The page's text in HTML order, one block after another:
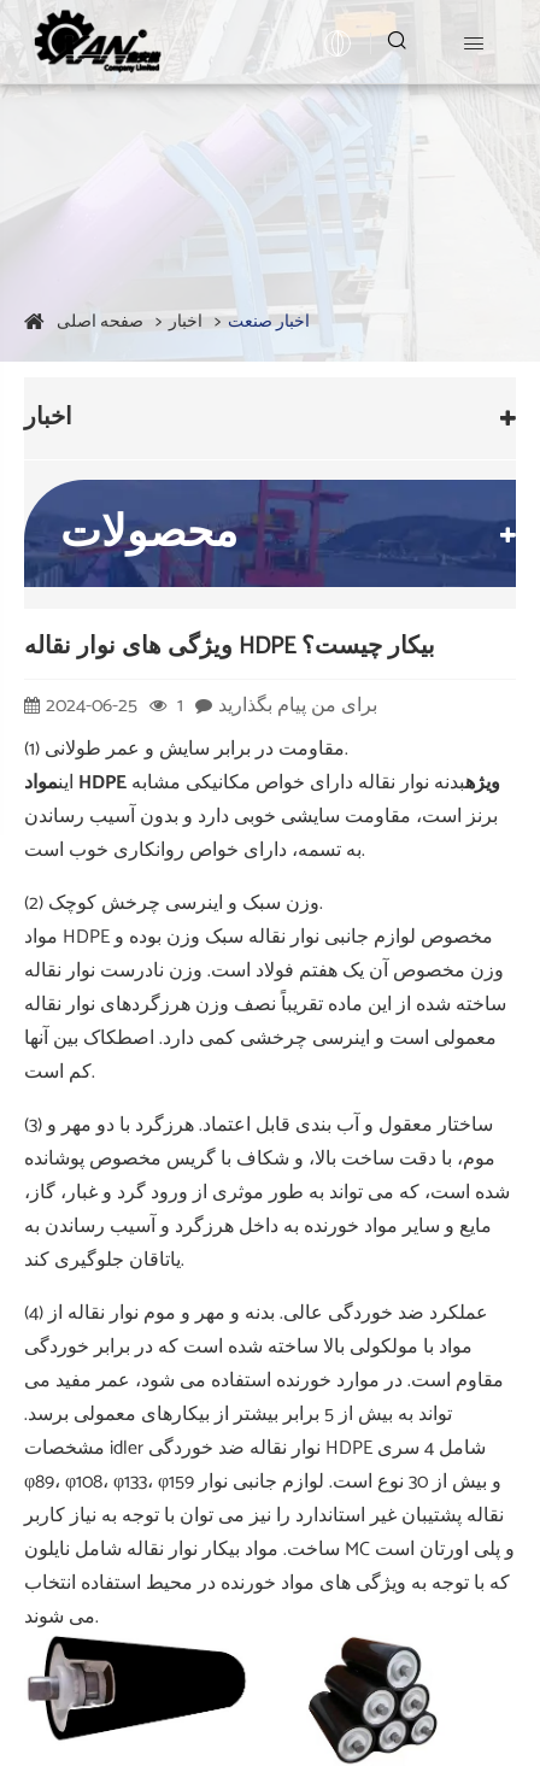
 
صفحه اصلی اخبار اخبار صنعت
اخبار
محصولات
ویژگی های نوار نقاله HDPE بیکار چیست؟
2024-06-25 1
برای من پیام بگذارید
(1) مقاومت در برابر سایش و عمر طولانی.
این
مواد HDPE ویژهبدنه نوار نقاله دارای خواص مکانیکی مشابه
برنز است، مقاومت سایشی خوبی دارد و بدون آسیب رساندن
به تسمه، دارای خواص روانکاری خوب است.
(2) وزن سبک و اینرسی چرخش کوچک.
مواد HDPE مخصوص لوازم جانبی نوار نقاله سبک وزن بوده و
وزن مخصوص آن یک هفتم فولاد است. وزن نادرست نوار نقاله
ساخته شده از این ماده تقریباً نصف وزن هرزگردهای نوار نقاله
معمولی است و اینرسی چرخشی کمی دارد. اصطکاک بین آنها
کم است.
(3) ساختار معقول و آب بندی قابل اعتماد. هرزگرد با دو مهر و
موم، با دقت ساخت بالا، و شکاف با گریس مخصوص پوشانده
شده است، که می تواند به طور موثری از ورود گرد و غبار، گاز،
مایع و سایر مواد خورنده به داخل هرزگرد و آسیب رساندن به
یاتاقان جلوگیری کند.
(4) عملکرد ضد خوردگی عالی. بدنه و مهر و موم نوار نقاله از
مواد با مولکولی بالا ساخته شده است که در برابر خوردگی
مقاوم است. در موارد خورنده استفاده می شود، عمر مفید می
تواند به بیش از 5 برابر بیشتر از بیکارهای معمولی برسد.
مشخصات idler نوار نقاله ضد خوردگی HDPE شامل 4 سری
φ89، φ108، φ133، φ159 و بیش از 30 نوع است. لوازم جانبی نوار
نقاله پشتیبان غیر استاندارد را نیز می توان با توجه به نیاز کاربر
ساخت. مواد بیکار نوار نقاله شامل نایلون MC و پلی اورتان است
که با توجه به ویژگی های مواد خورنده در محیط استفاده انتخاب
می شوند.